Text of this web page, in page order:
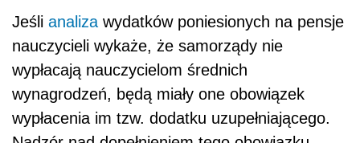
Jeśli analiza wydatków poniesionych na pensje
nauczycieli wykaże, że samorządy nie
wypłacają nauczycielom średnich
wynagrodzeń, będą miały one obowiązek
wypłacenia im tzw. dodatku uzupełniającego.